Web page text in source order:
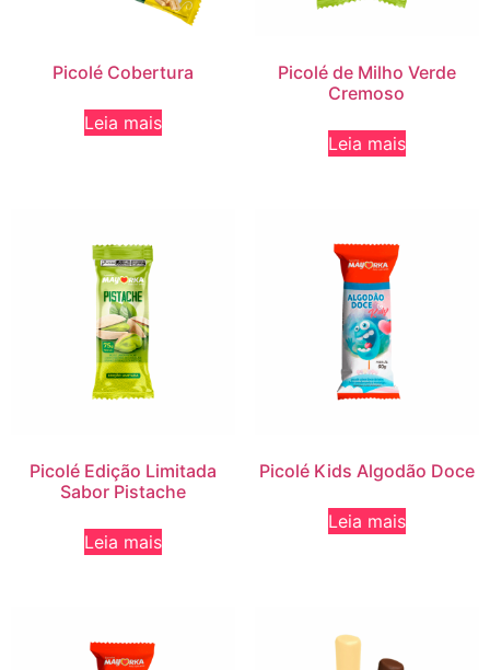
Picolé Cobertura
Leia mais
Picolé de Milho Verde
Cremoso
Leia mais
Picolé Edição Limitada
Sabor Pistache
Leia mais
Picolé Kids Algodão Doce
Leia mais